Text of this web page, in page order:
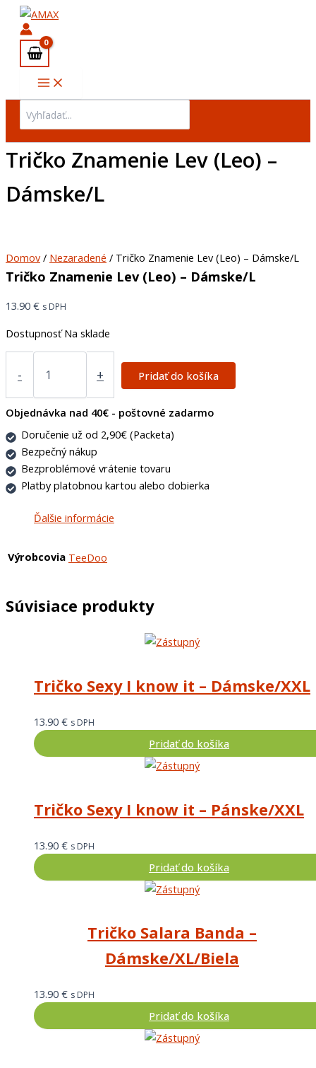
Preskočiť
obsah
for:
Tričko Znamenie Lev (Leo) –
Dámske/L
Domov/ Nezaradené / Tričko Znamenie Lev (Leo) – Dámske/L
Tričko Znamenie Lev (Leo) – Dámske/L
13.90 € s DPH
Dostupnosť Na sklade
-
množstvo
Tričko
Znamenie
(Leo)
Dámske/L
+ Pridať do košíka
Objednávka nad 40€ - poštovné zadarmo
Doručenie už od 2,90€ (Packeta)
Bezpečný nákup
Bezproblémové vrátenie tovaru
Platby platobnou kartou alebo dobierka
Ďalšie informácie
Výrobcovia TeeDoo
Súvisiace produkty
Tričko Sexy I know it – Dámske/XXL
13.90 € s DPH
Pridať do košíka
Tričko Sexy I know it – Pánske/XXL
13.90 € s DPH
Pridať do košíka
Tričko Salara Banda –
Dámske/XL/Biela
13.90 € s DPH
Pridať do košíka
Main
Menu